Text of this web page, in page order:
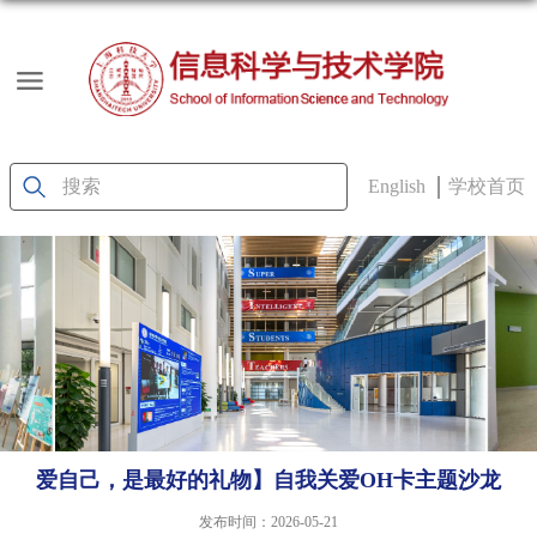
English 学校首页
爱自己，是最好的礼物】自我关爱OH卡主题沙龙
发布时间：2026-05-21